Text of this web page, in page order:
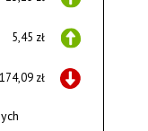
5,45 zł
174,09 zł